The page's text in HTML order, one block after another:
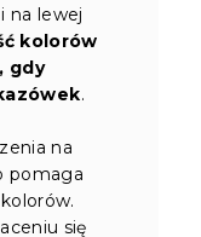
na lewej
kolorów
gdy
.
na
pomaga
się